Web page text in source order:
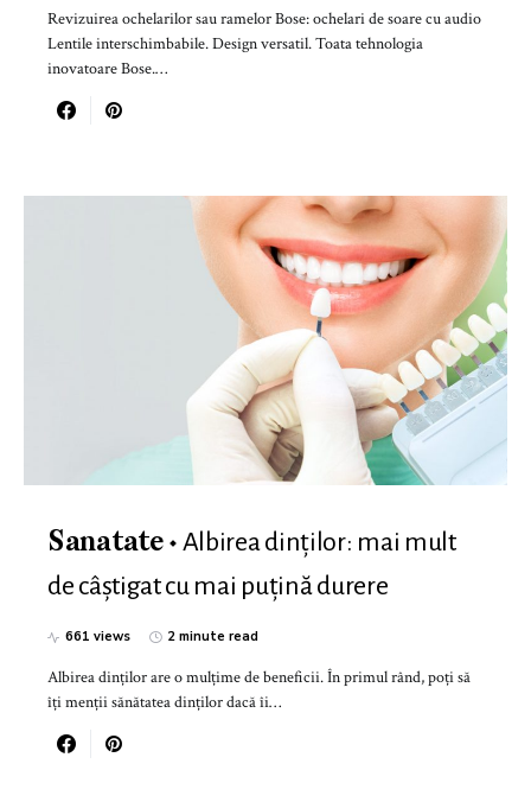
Revizuirea ochelarilor sau ramelor Bose: ochelari de soare cu audio
Lentile interschimbabile. Design versatil. Toata tehnologia
inovatoare Bose.…
Sanatate
Albirea dinților: mai mult
de câștigat cu mai puțină durere
661 views 2 minute read
Albirea dinților are o mulțime de beneficii. În primul rând, poți să
îţi menții sănătatea dinților dacă îi…